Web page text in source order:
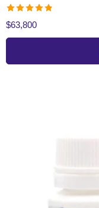
Valorado en
$63,800